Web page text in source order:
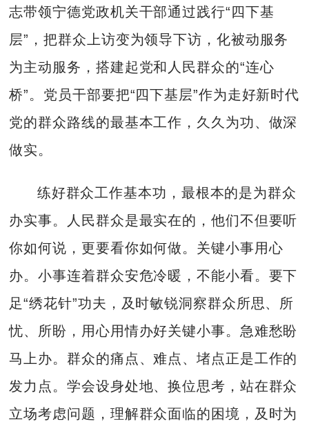
志带领宁德党政机关干部通过践行“四下基
层”，把群众上访变为领导下访，化被动服务
为主动服务，搭建起党和人民群众的“连心
桥”。党员干部要把“四下基层”作为走好新时代
党的群众路线的最基本工作，久久为功、做深
做实。
练好群众工作基本功，最根本的是为群众
办实事。人民群众是最实在的，他们不但要听
你如何说，更要看你如何做。关键小事用心
办。小事连着群众安危冷暖，不能小看。要下
足“绣花针”功夫，及时敏锐洞察群众所思、所
忧、所盼，用心用情办好关键小事。急难愁盼
马上办。群众的痛点、难点、堵点正是工作的
发力点。学会设身处地、换位思考，站在群众
立场考虑问题，理解群众面临的困境，及时为